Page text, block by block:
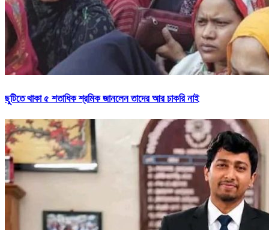
ছুটিতে থাকা ৫ শতাধিক শ্রমিক জানলেন তাদের আর চাকরি নাই